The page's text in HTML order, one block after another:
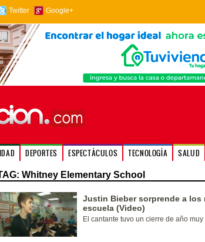
Twitter Google+
DEPORTES ESPECTÁCULOS TECNOLOGÍA SALUD
Whitney Elementary School
Justin Bieber sorprende a los
escuela (Video)
El cantante tuvo un cierre de año